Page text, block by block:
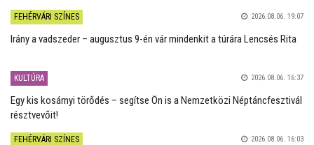
FEHÉRVÁRI SZÍNES 2026.08.06. 19:07
Irány a vadszeder – augusztus 9-én vár mindenkit a túrára Lencsés Rita
KULTÚRA 2026.08.06. 16:37
Egy kis kosárnyi törődés – segítse Ön is a Nemzetközi Néptáncfesztivál
résztvevőit!
FEHÉRVÁRI SZÍNES 2026.08.06. 16:03